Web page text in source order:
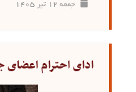
جمعه ۱۲ تير ۱۴۰۵
ادای احترام